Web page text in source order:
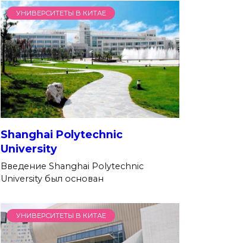
УНИВЕРСИТЕТЫ В КИТАЕ
Shanghai Polytechnic
University
Введение Shanghai Polytechnic
University был основан
УНИВЕРСИТЕТЫ В КИТАЕ